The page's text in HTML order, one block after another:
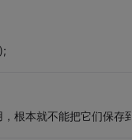
根本就不能把它们保存